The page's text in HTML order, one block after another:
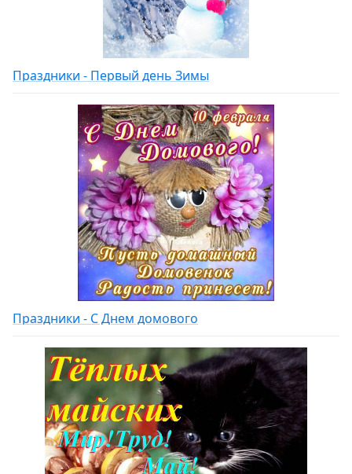
Праздники - Первый день Зимы
Праздники - С Днем домового